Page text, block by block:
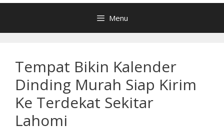
Menu
Tempat Bikin Kalender
Dinding Murah Siap Kirim
Ke Terdekat Sekitar
Lahomi